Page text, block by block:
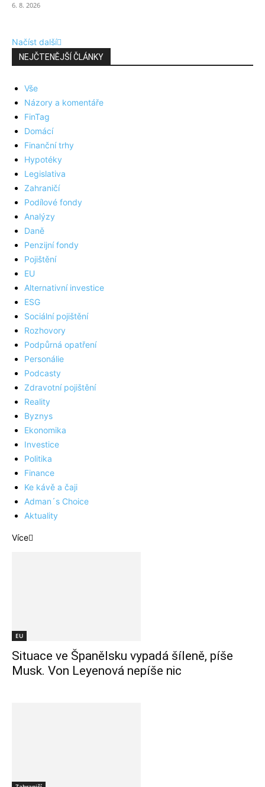
6. 8. 2026
Načíst další
NEJČTENĚJŠÍ ČLÁNKY
Vše
Názory a komentáře
FinTag
Domácí
Finanční trhy
Hypotéky
Legislativa
Zahraničí
Podílové fondy
Analýzy
Daně
Penzijní fondy
Pojištění
EU
Alternativní investice
ESG
Sociální pojištění
Rozhovory
Podpůrná opatření
Personálie
Podcasty
Zdravotní pojištění
Reality
Byznys
Ekonomika
Investice
Politika
Finance
Ke kávě a čaji
Adman´s Choice
Aktuality
Více
EU
Situace ve Španělsku vypadá šíleně, píše
Musk. Von Leyenová nepíše nic